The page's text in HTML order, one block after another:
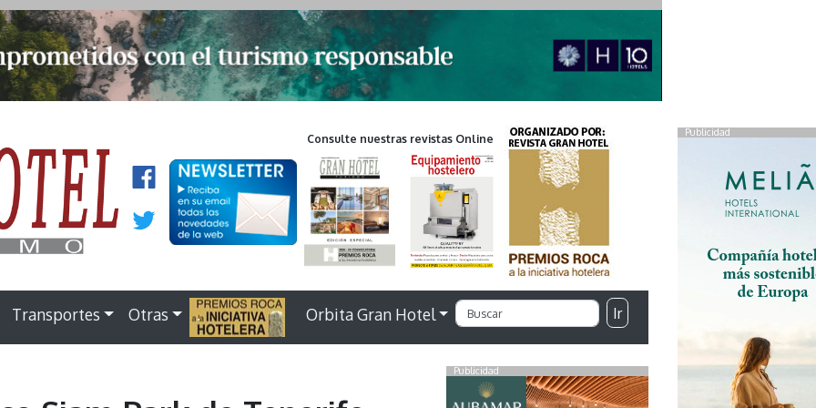
Publicidad
Consulte nuestras revistas Online
Transportes Otras . Orbita Gran Hotel Ir
Publicidad